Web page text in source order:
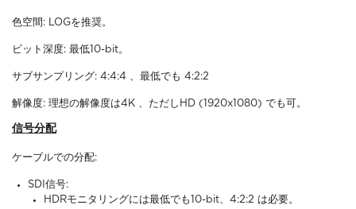
色空間: LOGを推奨。
ビット深度: 最低10-bit。
サブサンプリング: 4:4:4 、最低でも 4:2:2
解像度: 理想の解像度は4K 、ただしHD (1920x1080) でも可。
信号分配
ケーブルでの分配:
SDI信号:
HDRモニタリングには最低でも10-bit、4:2:2 は必要。